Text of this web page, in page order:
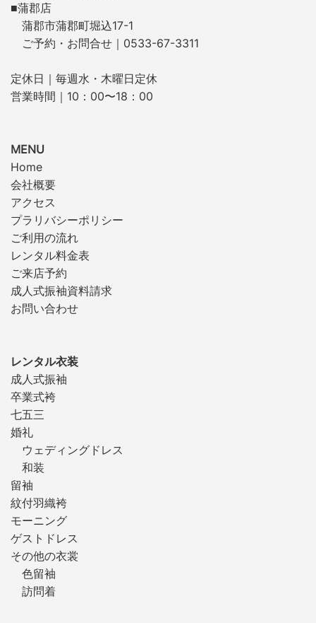
■蒲郡店
蒲郡市蒲郡町堀込17-1
ご予約・お問合せ｜0533-67-3311
定休日｜毎週水・木曜日定休
営業時間｜10：00〜18：00
MENU
Home
会社概要
アクセス
プラリバシーポリシー
ご利用の流れ
レンタル料金表
ご来店予約
成人式振袖資料請求
お問い合わせ
レンタル衣装
成人式振袖
卒業式袴
七五三
婚礼
ウェディングドレス
和装
留袖
紋付羽織袴
モーニング
ゲストドレス
その他の衣裳
色留袖
訪問着